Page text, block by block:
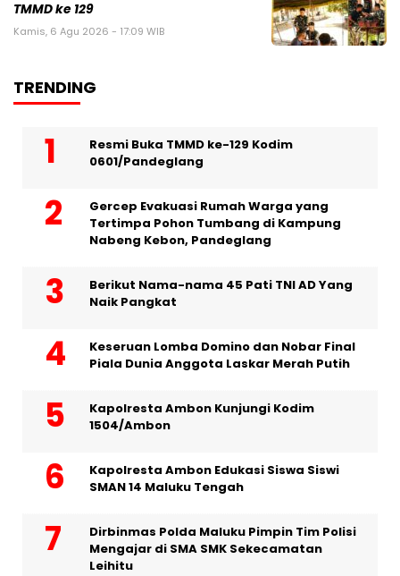
TMMD ke 129
Kamis, 6 Agu 2026 - 17:09 WIB
TRENDING
Resmi Buka TMMD ke-129 Kodim
0601/Pandeglang
Gercep Evakuasi Rumah Warga yang
Tertimpa Pohon Tumbang di Kampung
Nabeng Kebon, Pandeglang
Berikut Nama-nama 45 Pati TNI AD Yang
Naik Pangkat
Keseruan Lomba Domino dan Nobar Final
Piala Dunia Anggota Laskar Merah Putih
Kapolresta Ambon Kunjungi Kodim
1504/Ambon
Kapolresta Ambon Edukasi Siswa Siswi
SMAN 14 Maluku Tengah
Dirbinmas Polda Maluku Pimpin Tim Polisi
Mengajar di SMA SMK Sekecamatan
Leihitu